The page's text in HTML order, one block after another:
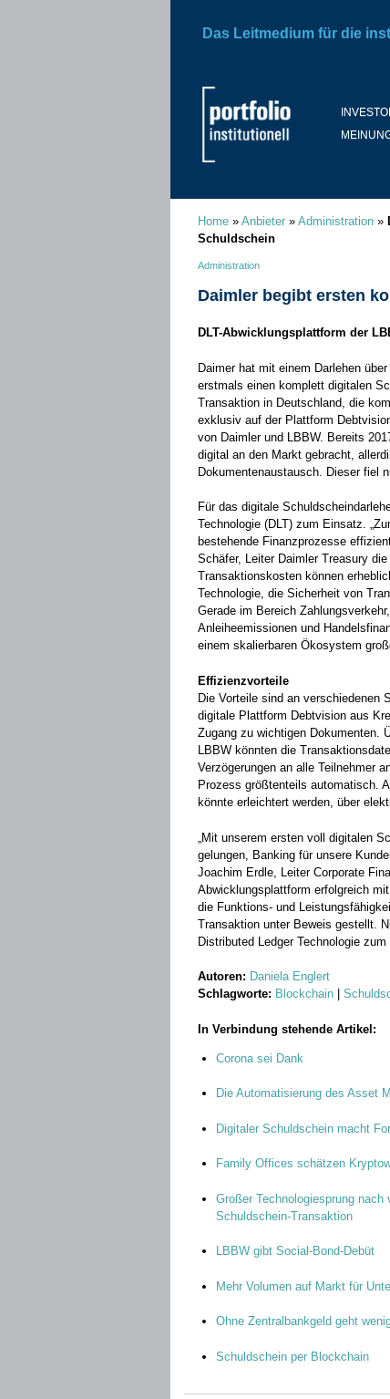
Das Leitmedium für die
Home » Anbieter » Administration »
Schuldschein
Administration
Daimler begibt ersten
DLT-Abwicklungsplattform der
Daimer hat mit einem Darlehen
erstmals einen komplett digitalen
Transaktion in Deutschland, die
exklusiv auf der Plattform
von Daimler und LBBW. Bereits
digital an den Markt gebracht,
Dokumentenaustausch. Dieser fiel
Für das digitale
Technologie (DLT) zum Einsatz.
bestehende Finanzprozesse
Schäfer, Leiter Daimler Treasury
Transaktionskosten können
Technologie, die Sicherheit von
Gerade im Bereich
Anleiheemissionen und
einem skalierbaren Ökosystem
Effizienzvorteile
Die Vorteile sind an verschiedenen
digitale Plattform Debtvision aus
Zugang zu wichtigen Dokumenten.
LBBW könnten die
Verzögerungen an alle Teilnehmer
Prozess größtenteils automatisch.
könnte erleichtert werden, über
„Mit unserem ersten voll digitalen
gelungen, Banking für unsere
Joachim Erdle, Leiter Corporate
Abwicklungsplattform erfolgreich
die Funktions- und
Transaktion unter Beweis gestellt.
Distributed Ledger Technologie
Autoren: Daniela Englert
Schlagworte: Blockchain
In Verbindung stehende Artikel:
Corona sei Dank
Die Automatisierung des Asset
Digitaler Schuldschein macht
Family Offices schätzen
Großer Technologiesprung
Schuldschein-Transaktion
LBBW gibt Social-Bond-Debüt
Mehr Volumen auf Markt für
Ohne Zentralbankgeld geht
Schuldschein per Blockchain